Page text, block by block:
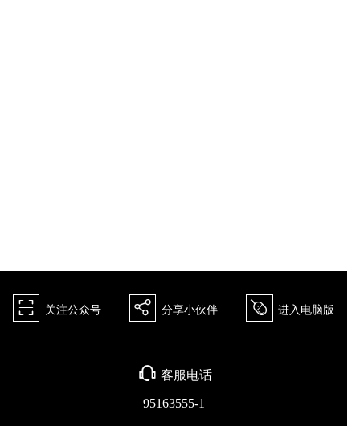
򰀁 关注公众号 򰀂 分享小伙伴 򰀄 进入电脑版
򰀃 客服电话
95163555-1